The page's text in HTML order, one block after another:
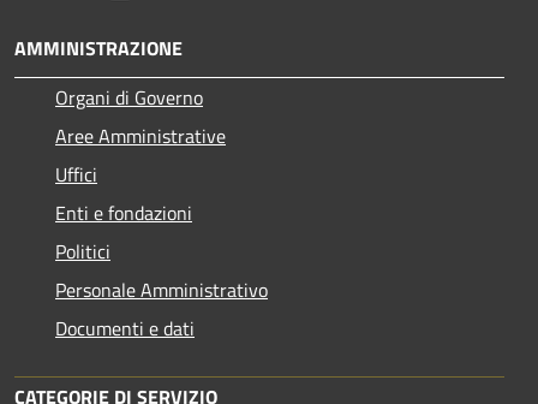
AMMINISTRAZIONE
Organi di Governo
Aree Amministrative
Uffici
Enti e fondazioni
Politici
Personale Amministrativo
Documenti e dati
CATEGORIE DI SERVIZIO